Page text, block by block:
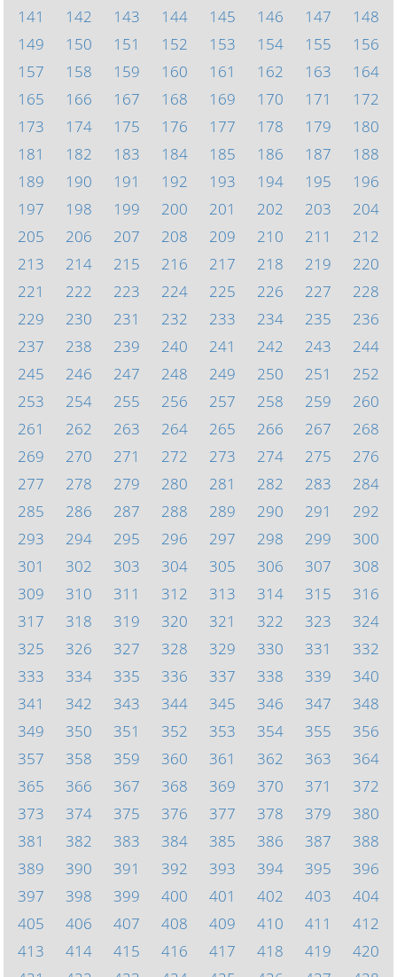
141
142 143 144 145 146 147
148
149
150 151 152 153 154 155
156
157
158 159 160 161 162 163
164
165
166 167 168 169 170 171
172
173
174 175 176 177 178 179
180
181
182 183 184 185 186 187
188
189
190 191 192 193 194 195
196
197
198 199 200 201 202 203
204
205
206 207 208 209 210 211
212
213
214 215 216 217 218 219
220
221
222 223 224 225 226 227
228
229
230 231 232 233 234 235
236
237
238 239 240 241 242 243
244
245
246 247 248 249 250 251
252
253
254 255 256 257 258 259
260
261
262 263 264 265 266 267
268
269
270 271 272 273 274 275
276
277
278 279 280 281 282 283
284
285
286 287 288 289 290 291
292
293
294 295 296 297 298 299
300
301
302 303 304 305 306 307
308
309
310 311 312 313 314 315
316
317
318 319 320 321 322 323
324
325
326 327 328 329 330 331
332
333
334 335 336 337 338 339
340
341
342 343 344 345 346 347
348
349
350 351 352 353 354 355
356
357
358 359 360 361 362 363
364
365
366 367 368 369 370 371
372
373
374 375 376 377 378 379
380
381
382 383 384 385 386 387
388
389
390 391 392 393 394 395
396
397
398 399 400 401 402 403
404
405
406 407 408 409 410 411
412
413
414 415 416 417 418 419
420